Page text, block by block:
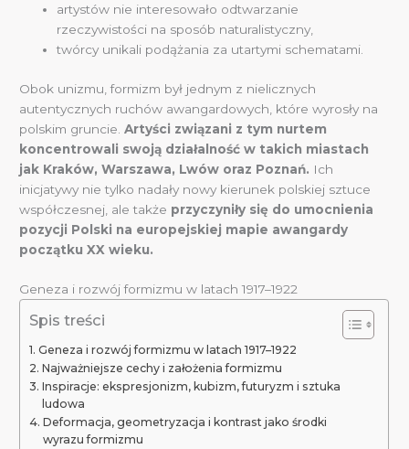
artystów nie interesowało odtwarzanie
rzeczywistości na sposób naturalistyczny,
twórcy unikali podążania za utartymi schematami.
Obok unizmu, formizm był jednym z nielicznych
autentycznych ruchów awangardowych, które wyrosły na
polskim gruncie.Artyści związani z tym nurtem
koncentrowali swoją działalność w takich miastach
jak Kraków, Warszawa, Lwów oraz Poznań. Ich
inicjatywy nie tylko nadały nowy kierunek polskiej sztuce
współczesnej, ale także przyczyniły się do umocnienia
pozycji Polski na europejskiej mapie awangardy
początku XX wieku.
Geneza i rozwój formizmu w latach 1917–1922
Spis treści
Geneza i rozwój formizmu w latach 1917–1922
Najważniejsze cechy i założenia formizmu
Inspiracje: ekspresjonizm, kubizm, futuryzm i sztuka
ludowa
Deformacja, geometryzacja i kontrast jako środki
wyrazu formizmu